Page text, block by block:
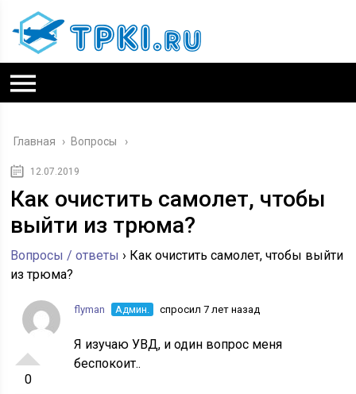
Главная › Вопросы
12.07.2019
Как очистить самолет, чтобы
выйти из трюма?
Вопросы / ответы › Как очистить самолет, чтобы выйти
из трюма?
0
flyman Админ. спросил 7 лет назад
Я изучаю УВД, и один вопрос меня
беспокоит..